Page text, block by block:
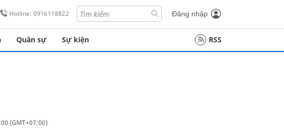
Hotline: 0916118822 Đăng nhập
Quân sự Sự kiện RSS
(GMT+07:00)